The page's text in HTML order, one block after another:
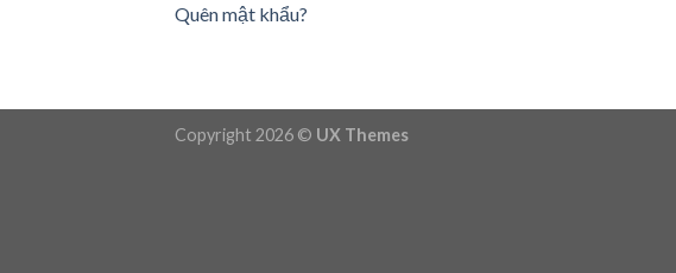
Quên mật khẩu?
Copyright 2026 © UX Themes